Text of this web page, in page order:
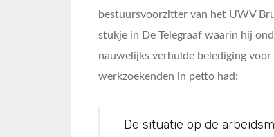
bestuursvoorzitter van het UWV
stukje in De Telegraaf waarin hij
nauwelijks verhulde belediging
werkzoekenden in petto had:
De situatie op de